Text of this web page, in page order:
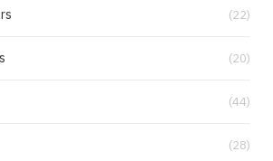
(22)
(20)
(44)
(28)